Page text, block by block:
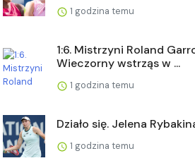
1 godzina temu
1:6. Mistrzyni Roland
Wieczorny wstrząs w ...
1 godzina temu
Działo się. Jelena
1 godzina temu